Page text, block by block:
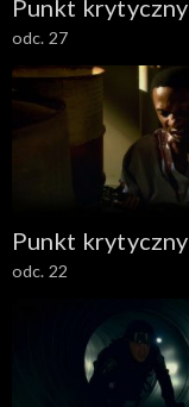
Punkt krytyczny
odc. 27
Punkt krytyczny
odc. 22